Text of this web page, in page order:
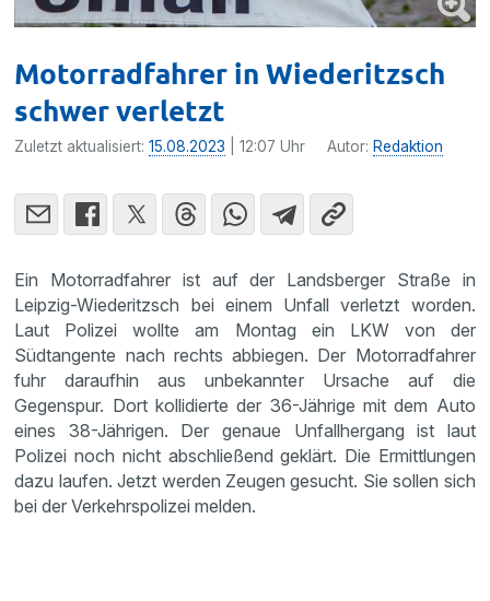
Motorradfahrer in Wiederitzsch
schwer verletzt
Zuletzt aktualisiert:15.08.2023 | 12:07 Uhr Autor: Redaktion
Ein Motorradfahrer ist auf der Landsberger Straße in
Leipzig-Wiederitzsch bei einem Unfall verletzt worden.
Laut Polizei wollte am Montag ein LKW von der
Südtangente nach rechts abbiegen. Der Motorradfahrer
fuhr daraufhin aus unbekannter Ursache auf die
Gegenspur. Dort kollidierte der 36-Jährige mit dem Auto
eines 38-Jährigen. Der genaue Unfallhergang ist laut
Polizei noch nicht abschließend geklärt. Die Ermittlungen
dazu laufen. Jetzt werden Zeugen gesucht. Sie sollen sich
bei der Verkehrspolizei melden.